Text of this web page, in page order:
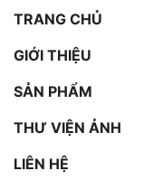
TRANG CHỦ
GIỚI THIỆU
SẢN PHẨM
THƯ VIỆN ẢNH
LIÊN HỆ